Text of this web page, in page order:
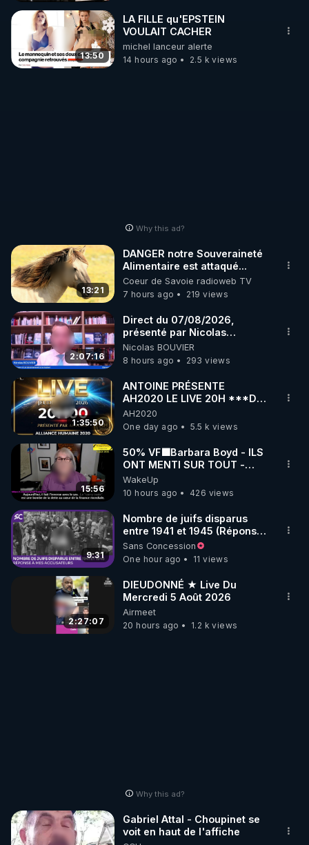
_________
LES CODES PROMO DES PARTENAIRES
▶ 10 % de réduction sur les extracteurs de la
marque SANA :
Rendez-vous sur http://rgnr.li/lechoubrave avec le
code : REGENERE10
▶ 30 jours gratuit sur l’application de méditation et
de bien-être ENVOL :
Rendez-vous sur https://www.envol.app/code
le code : REGENERE
13:50
LA FILLE qu'EPSTEIN
VOULAIT CACHER
michel lanceur alerte
14 hours ago
2.5 k views
Why this ad?
13:21
DANGER notre Souveraineté
Alimentaire est attaqué...
Coeur de Savoie radioweb TV
7 hours ago
219 views
2:07:16
Direct du 07/08/2026,
présenté par Nicolas
BOUVIER
Nicolas BOUVIER
8 hours ago
293 views
1:35:50
ANTOINE PRÉSENTE
AH2020 LE LIVE 20H ***DU
06/08/2026***
AH2020
One day ago
5.5 k views
15:56
50% VF🟩Barbara Boyd - ILS
ONT MENTI SUR TOUT -
Jocelyne Traduction
WakeUp
10 hours ago
426 views
9:31
Nombre de juifs disparus
entre 1941 et 1945 (Réponse
à mes accusateurs)
Sans Concession
One hour ago
11 views
2:27:07
DIEUDONNÉ ★ Live Du
Mercredi 5 Août 2026
Airmeet
20 hours ago
1.2 k views
Why this ad?
Gabriel Attal - Choupinet se
voit en haut de l'affiche